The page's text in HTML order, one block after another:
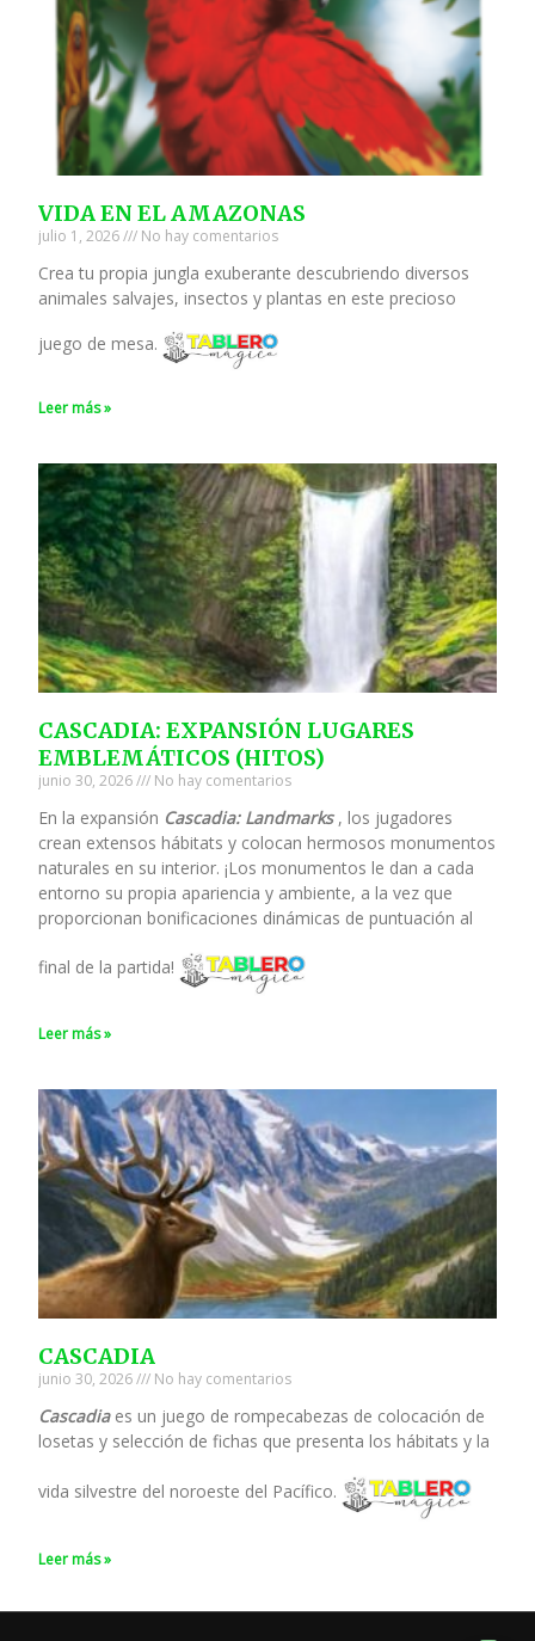
VIDA EN EL AMAZONAS
julio 1, 2026 No hay comentarios
Crea tu propia jungla exuberante descubriendo diversos
animales salvajes, insectos y plantas en este precioso
juego de mesa.
Leer más »
CASCADIA: EXPANSIÓN LUGARES
EMBLEMÁTICOS (HITOS)
junio 30, 2026 No hay comentarios
En la expansión Cascadia: Landmarks, los jugadores
crean extensos hábitats y colocan hermosos monumentos
naturales en su interior. ¡Los monumentos le dan a cada
entorno su propia apariencia y ambiente, a la vez que
proporcionan bonificaciones dinámicas de puntuación al
final de la partida!
Leer más »
CASCADIA
junio 30, 2026 No hay comentarios
Cascadiaes un juego de rompecabezas de colocación de
losetas y selección de fichas que presenta los hábitats y la
vida silvestre del noroeste del Pacífico.
Leer más »